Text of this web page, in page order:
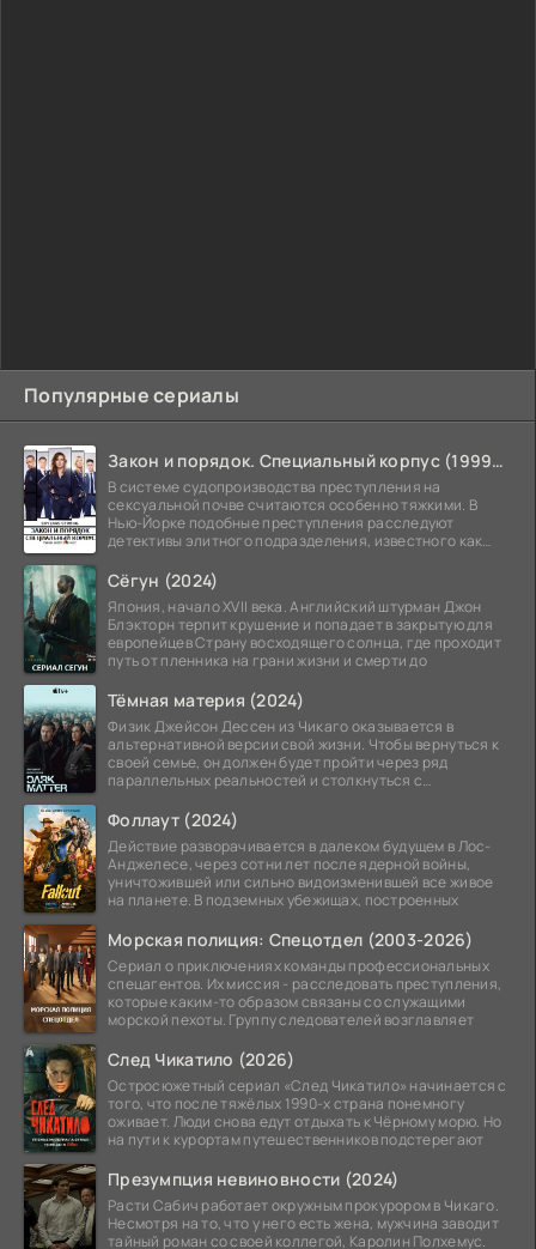
Популярные сериалы
Закон и порядок. Специальный корпус (1999-2026)
В системе судопроизводства преступления на
сексуальной почве считаются особенно тяжкими. В
Нью-Йорке подобные преступления расследуют
детективы элитного подразделения, известного как
Сёгун (2024)
Япония, начало XVII века. Английский штурман Джон
Блэкторн терпит крушение и попадает в закрытую для
европейцев Страну восходящего солнца, где проходит
путь от пленника на грани жизни и смерти до
Тёмная материя (2024)
Физик Джейсон Дессен из Чикаго оказывается в
альтернативной версии свой жизни. Чтобы вернуться к
своей семье, он должен будет пройти через ряд
параллельных реальностей и столкнуться с
Фоллаут (2024)
Действие разворачивается в далеком будущем в Лос-
Анджелесе, через сотни лет после ядерной войны,
уничтожившей или сильно видоизменившей все живое
на планете. В подземных убежищах, построенных
Морская полиция: Спецотдел (2003-2026)
Сериал о приключениях команды профессиональных
спецагентов. Их миссия - расследовать преступления,
которые каким-то образом связаны со служащими
морской пехоты. Группу следователей возглавляет
След Чикатило (2026)
Остросюжетный сериал «След Чикатило» начинается с
того, что после тяжёлых 1990-х страна понемногу
оживает. Люди снова едут отдыхать к Чёрному морю. Но
на пути к курортам путешественников подстерегают
Презумпция невиновности (2024)
Расти Сабич работает окружным прокурором в Чикаго.
Несмотря на то, что у него есть жена, мужчина заводит
тайный роман со своей коллегой, Каролин Полхемус.